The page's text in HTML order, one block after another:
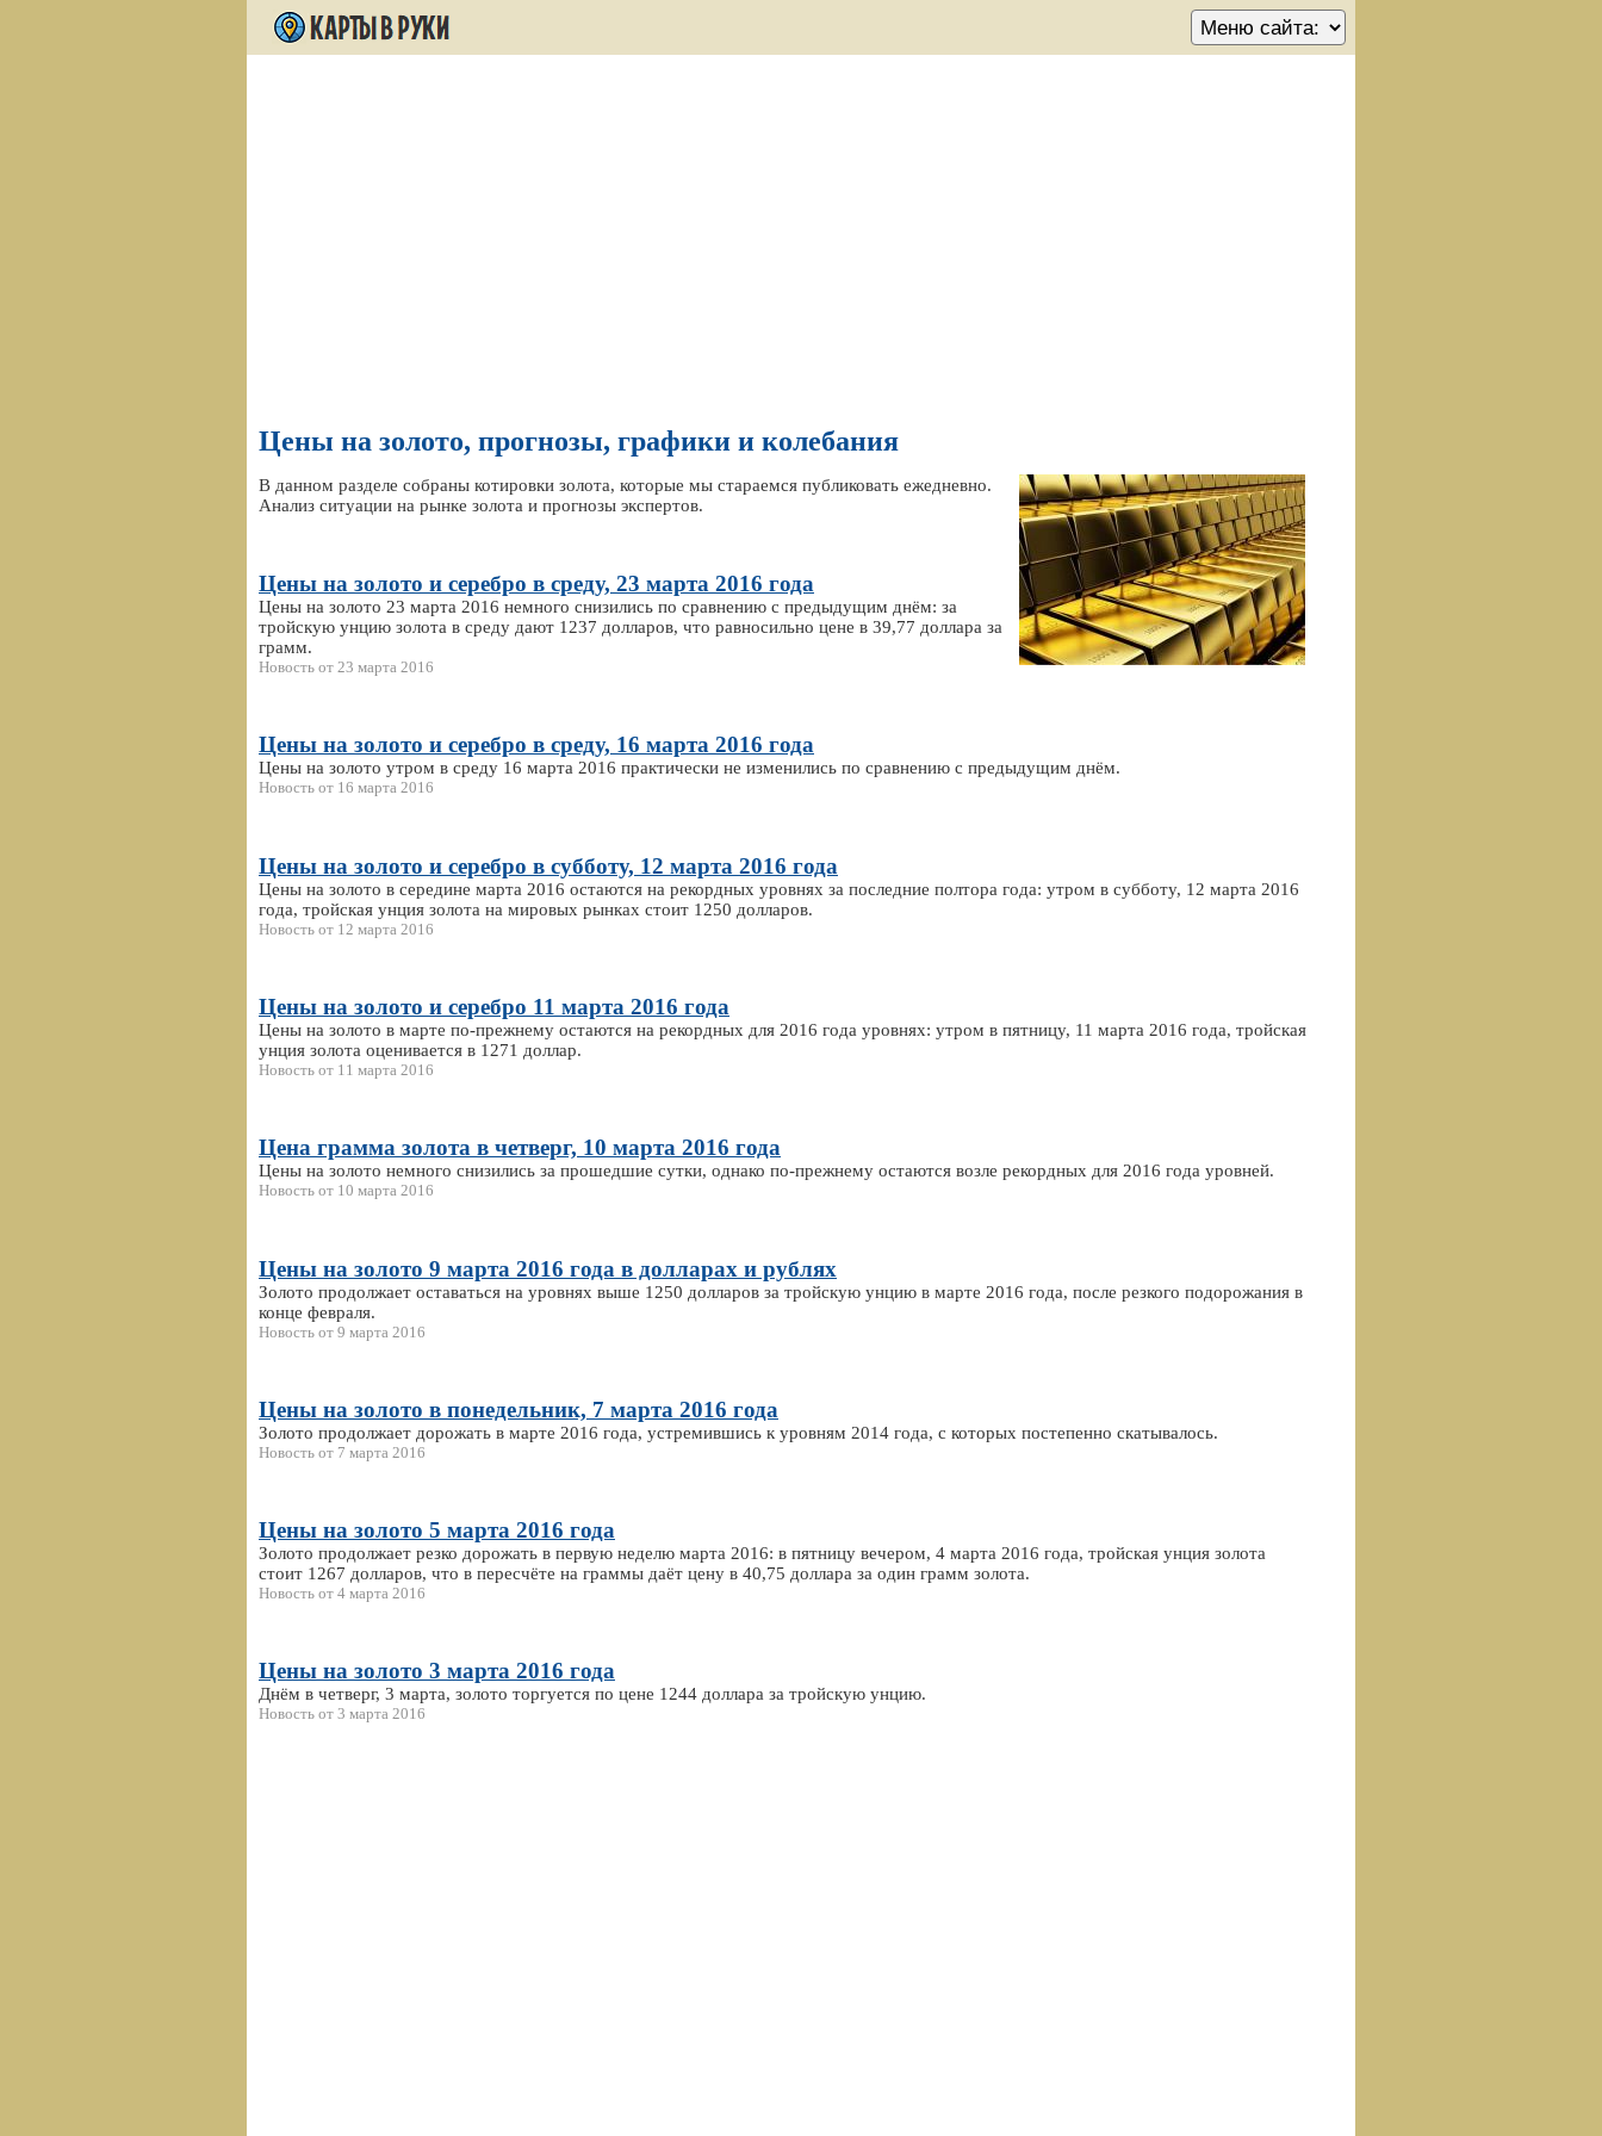
Цены на золото, прогнозы, графики и колебания
В данном разделе собраны котировки золота, которые мы стараемся публиковать ежедневно.
Анализ ситуации на рынке золота и прогнозы экспертов.
Цены на золото и серебро в среду, 23 марта 2016 года
Цены на золото 23 марта 2016 немного снизились по сравнению с предыдущим днём: за
тройскую унцию золота в среду дают 1237 долларов, что равносильно цене в 39,77 доллара за
грамм.
Новость от 23 марта 2016
Цены на золото и серебро в среду, 16 марта 2016 года
Цены на золото утром в среду 16 марта 2016 практически не изменились по сравнению с предыдущим днём.
Новость от 16 марта 2016
Цены на золото и серебро в субботу, 12 марта 2016 года
Цены на золото в середине марта 2016 остаются на рекордных уровнях за последние полтора года: утром в субботу, 12 марта 2016
года, тройская унция золота на мировых рынках стоит 1250 долларов.
Новость от 12 марта 2016
Цены на золото и серебро 11 марта 2016 года
Цены на золото в марте по-прежнему остаются на рекордных для 2016 года уровнях: утром в пятницу, 11 марта 2016 года, тройская
унция золота оценивается в 1271 доллар.
Новость от 11 марта 2016
Цена грамма золота в четверг, 10 марта 2016 года
Цены на золото немного снизились за прошедшие сутки, однако по-прежнему остаются возле рекордных для 2016 года уровней.
Новость от 10 марта 2016
Цены на золото 9 марта 2016 года в долларах и рублях
Золото продолжает оставаться на уровнях выше 1250 долларов за тройскую унцию в марте 2016 года, после резкого подорожания в
конце февраля.
Новость от 9 марта 2016
Цены на золото в понедельник, 7 марта 2016 года
Золото продолжает дорожать в марте 2016 года, устремившись к уровням 2014 года, с которых постепенно скатывалось.
Новость от 7 марта 2016
Цены на золото 5 марта 2016 года
Золото продолжает резко дорожать в первую неделю марта 2016: в пятницу вечером, 4 марта 2016 года, тройская унция золота
стоит 1267 долларов, что в пересчёте на граммы даёт цену в 40,75 доллара за один грамм золота.
Новость от 4 марта 2016
Цены на золото 3 марта 2016 года
Днём в четверг, 3 марта, золото торгуется по цене 1244 доллара за тройскую унцию.
Новость от 3 марта 2016